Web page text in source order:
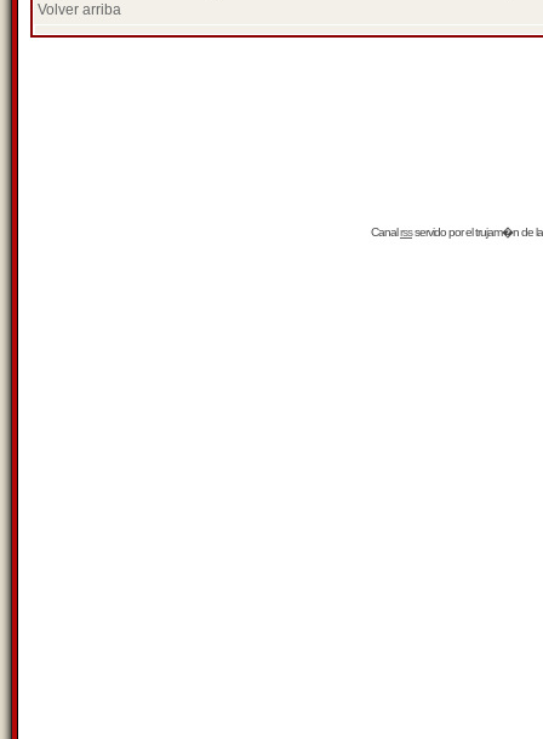
Volver arriba
Canalrssservido por eltrujam�nde